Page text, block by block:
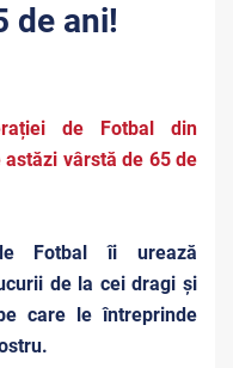
de ani!
de Fotbal din
vârstă de 65 de
Fotbal îi urează
de la cei dragi și
care le întreprinde